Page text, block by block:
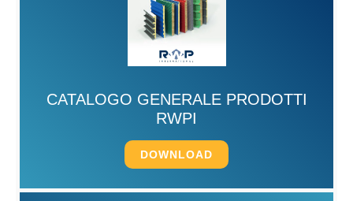
CATALOGO GENERALE PRODOTTI
RWPI
DOWNLOAD